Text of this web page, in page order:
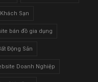
Sạn
bán đồ gia dụng
Động Sản
Doanh Nghiệp